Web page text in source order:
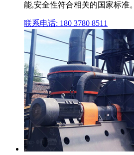
能,安全性符合相关的国家标准。
联系电话: 180 3780 8511